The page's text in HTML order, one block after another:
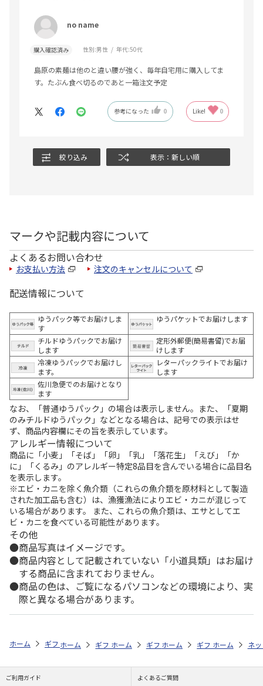
no name
購入確認済み 性別:男性 年代:50代
島原の素麺は他のと違い腰が強く、毎年自宅用に購入してま
す。たぶん食べ切るのであと一箱注文予定
参考になった 0 Like! 0
絞り込み 表示：新しい順
マークや記載内容について
よくあるお問い合わせ
お支払い方法 注文のキャンセルについて
配送情報について
ゆうパック等でお届けしま
す
ゆうパケットでお届けします
チルドゆうパックでお届け
します
定形外郵便(簡易書留)でお届
けします
冷凍ゆうパックでお届けし
ます。
レターパックライトでお届け
します
佐川急便でのお届けとなり
ます
なお、「普通ゆうパック」の場合は表示しません。また、「夏期
のみチルドゆうパック」などとなる場合は、記号での表示はせ
ず、商品内容欄にその旨を表示しています。
アレルギー情報について
商品に「小麦」「そば」「卵」「乳」「落花生」「えび」「か
に」「くるみ」のアレルギー特定8品目を含んでいる場合に品目名
を表示します。
※エビ・カニを除く魚介類（これらの魚介類を原材料として製造
された加工品も含む）は、漁獲漁法によりエビ・カニが混じって
いる場合があります。 また、これらの魚介類は、エサとしてエ
ビ・カニを食べている可能性があります。
その他
商品写真はイメージです。
商品内容として記載されていない「小道具類」はお届け
する商品に含まれておりません。
商品の色は、ご覧になるパソコンなどの環境により、実
際と異なる場合があります。
ホーム ギフトストア お中元・夏ギフト特集 2026 そうめん・麺類
ホーム ギフトストア お中元・夏ギフト特集 2026
ホーム ギフトストア お中元・夏ギフト
ホーム ギフトストア お
ホーム ネ
ご利用ガイド よくあるご質問